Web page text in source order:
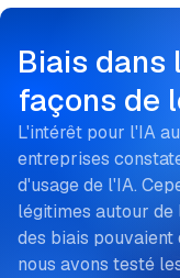
Biais dans
façons de
L'intérêt pour l'IA
entreprises
d'usage de l'IA.
légitimes autour
des biais pouvaient
nous avons testé